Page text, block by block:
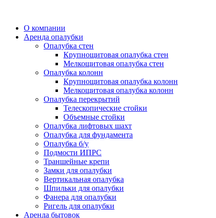
О компании
Аренда опалубки
Опалубка стен
Крупнощитовая опалубка стен
Мелкощитовая опалубка стен
Опалубка колонн
Крупнощитовая опалубка колонн
Мелкощитовая опалубка колонн
Опалубка перекрытий
Телескопические стойки
Объемные стойки
Опалубка лифтовых шахт
Опалубка для фундамента
Опалубка б/у
Подмости ИПРС
Траншейные крепи
Замки для опалубки
Вертикальная опалубка
Шпильки для опалубки
Фанера для опалубки
Ригель для опалубки
Аренда бытовок